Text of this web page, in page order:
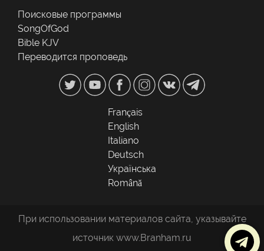
Поисковые программы
SongOfGod
Bible KJV
Переводится проповедь
Français
English
Italiano
Deutsch
Українська
Română
При использовании материалов сайта, указывайте
источник www.Branham.ru